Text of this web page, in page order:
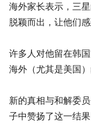
海外家长表示，三
脱颖而出，让他们感
许多人对他留在韩
海外（尤其是美国
新的真相与和解委
子中赞扬了这一结